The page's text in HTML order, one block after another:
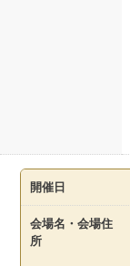
開催日
会場名・会場住
所